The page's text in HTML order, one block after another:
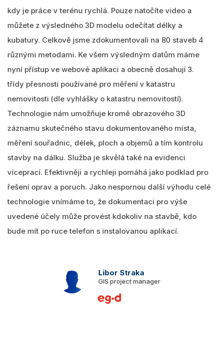
kdy je práce v terénu rychlá. Pouze natočíte video a
můžete z výsledného 3D modelu odečítat délky a
kubatury. Celkově jsme zdokumentovali na 80 staveb 4
různými metodami. Ke všem výsledným datům máme
nyní přístup ve webové aplikaci a obecně dosahují 3.
třídy přesnosti používané pro měření v katastru
nemovitosti (dle vyhlášky o katastru nemovitostí).
Technologie nám umožňuje kromě obrazového 3D
záznamu skutečného stavu dokumentovaného místa,
měření souřadnic, délek, ploch a objemů a tím kontrolu
stavby na dálku. Služba je skvělá také na evidenci
víceprací. Efektivněji a rychleji pomáhá jako podklad pro
řešení oprav a poruch. Jako nespornou další výhodu celé
technologie vnímáme to, že dokumentaci pro výše
uvedené účely může provést kdokoliv na stavbě, kdo
bude mít po ruce telefon s instalovanou aplikací.
Libor Straka
GIS project manager